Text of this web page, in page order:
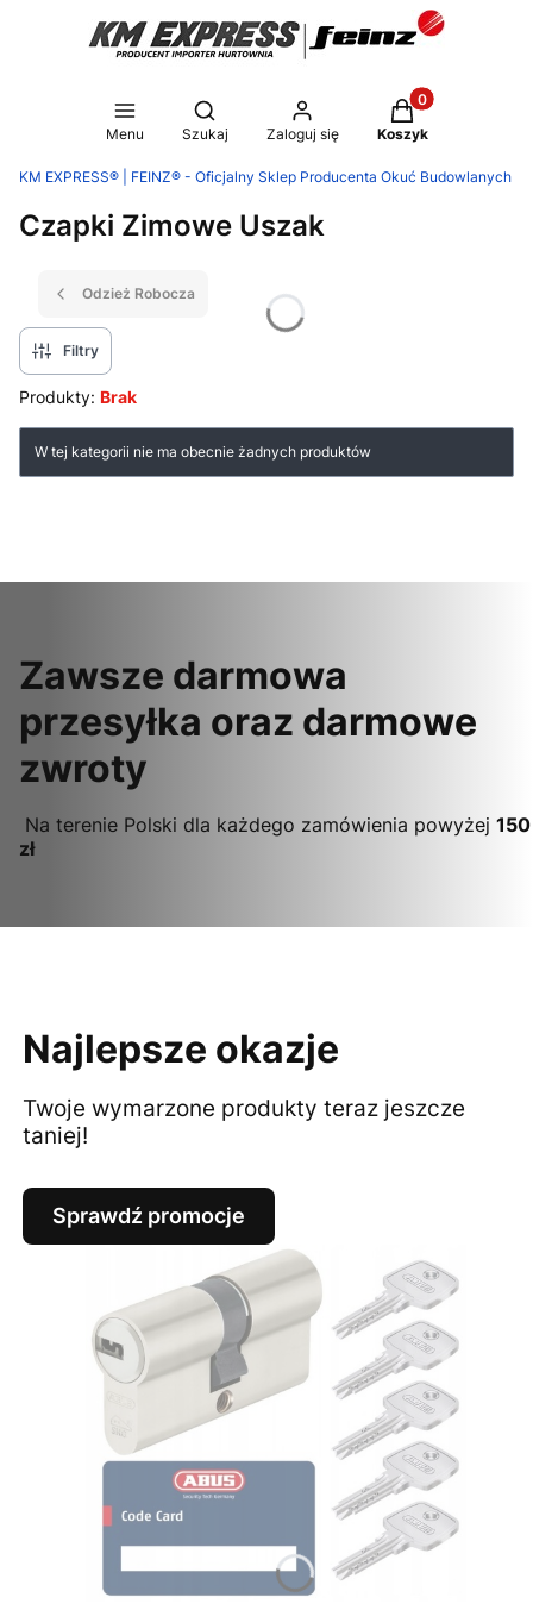
Menu
Otwórz wyszukiwarkę
Szukaj Zaloguj się
Produkty w
Koszyk
KM EXPRESS® | FEINZ® - Oficjalny Sklep Producenta Okuć Budowlanych
Czapki Zimowe Uszak
Odzież Robocza
Filtry
Produkty: Brak
Lista produktów
W tej kategorii nie ma obecnie żadnych produktów
Zawsze darmowa
przesyłka oraz darmowe
zwroty
Na terenie Polski dla każdego zamówienia powyżej 150
zł
Najlepsze okazje
Twoje wymarzone produkty teraz jeszcze
taniej!
Sprawdź promocje